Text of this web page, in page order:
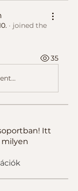
· joined the
35
Itt